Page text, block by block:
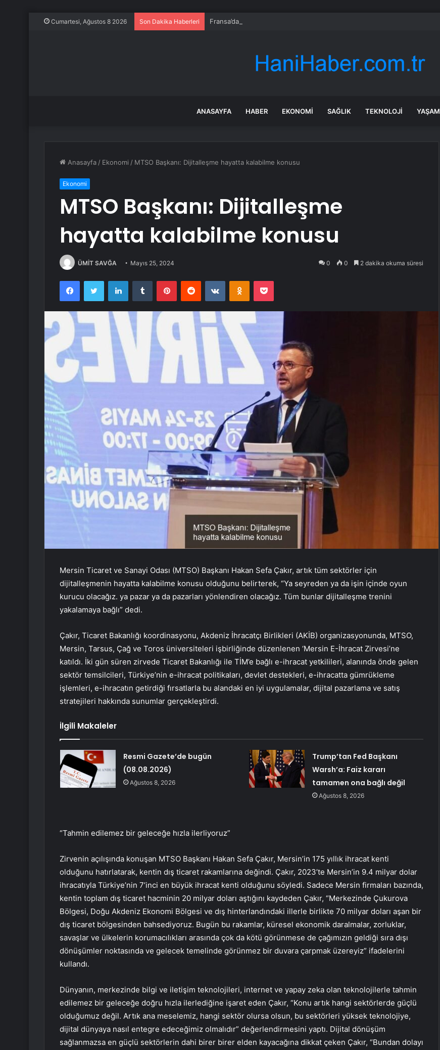
Cumartesi, Ağustos 8 2026 Son Dakika Haberleri Fransa’daki yangınlarda 4 itfaiye eri hayatını kaybetti
ANASAYFA HABER EKONOMI SAĞLIK TEKNOLOJI YAŞAM
Anasayfa / Ekonomi / MTSO Başkanı: Dijitalleşme hayatta kalabilme konusu
Ekonomi
MTSO Başkanı: Dijitalleşme
hayatta kalabilme konusu
ÜMİT SAVĞA Mayıs 25, 2024 0 0 2 dakika okuma süresi
FacebookTwitter LinkedInTumblr PinterestReddit VKontakteOdnoklassniki
Pocket
Mersin Ticaret ve Sanayi Odası (MTSO) Başkanı Hakan Sefa Çakır, artık tüm sektörler için
dijitalleşmenin hayatta kalabilme konusu olduğunu belirterek, “Ya seyreden ya da işin içinde oyun
kurucu olacağız. ya pazar ya da pazarları yönlendiren olacağız. Tüm bunlar dijitalleşme trenini
yakalamaya bağlı” dedi.
Çakır, Ticaret Bakanlığı koordinasyonu, Akdeniz İhracatçı Birlikleri (AKİB) organizasyonunda, MTSO,
Mersin, Tarsus, Çağ ve Toros üniversiteleri işbirliğinde düzenlenen ‘Mersin E-İhracat Zirvesi’ne
katıldı. İki gün süren zirvede Ticaret Bakanlığı ile TİM’e bağlı e-ihracat yetkilileri, alanında önde gelen
sektör temsilcileri, Türkiye’nin e-ihracat politikaları, devlet destekleri, e-ihracatta gümrükleme
işlemleri, e-ihracatın getirdiği fırsatlarla bu alandaki en iyi uygulamalar, dijital pazarlama ve satış
stratejileri hakkında sunumlar gerçekleştirdi.
İlgili Makaleler
Resmi Gazete’de bugün
(08.08.2026)
Ağustos 8, 2026
Trump’tan Fed Başkanı
Warsh’a: Faiz kararı
tamamen ona bağlı değil
Ağustos 8, 2026
“Tahmin edilemez bir geleceğe hızla ilerliyoruz”
Zirvenin açılışında konuşan MTSO Başkanı Hakan Sefa Çakır, Mersin’in 175 yıllık ihracat kenti
olduğunu hatırlatarak, kentin dış ticaret rakamlarına değindi. Çakır, 2023’te Mersin’in 9.4 milyar dolar
ihracatıyla Türkiye’nin 7’inci en büyük ihracat kenti olduğunu söyledi. Sadece Mersin firmaları bazında,
kentin toplam dış ticaret hacminin 20 milyar doları aştığını kaydeden Çakır, “Merkezinde Çukurova
Bölgesi, Doğu Akdeniz Ekonomi Bölgesi ve dış hinterlandındaki illerle birlikte 70 milyar doları aşan bir
dış ticaret bölgesinden bahsediyoruz. Bugün bu rakamlar, küresel ekonomik daralmalar, zorluklar,
savaşlar ve ülkelerin korumacılıkları arasında çok da kötü görünmese de çağımızın geldiği sıra dışı
dönüşümler noktasında ve gelecek temelinde görünmez bir duvara çarpmak üzereyiz” ifadelerini
kullandı.
Dünyanın, merkezinde bilgi ve iletişim teknolojileri, internet ve yapay zeka olan teknolojilerle tahmin
edilemez bir geleceğe doğru hızla ilerlediğine işaret eden Çakır, “Konu artık hangi sektörlerde güçlü
olduğumuz değil. Artık ana meselemiz, hangi sektör olursa olsun, bu sektörleri yüksek teknolojiye,
dijital dünyaya nasıl entegre edeceğimiz olmalıdır” değerlendirmesini yaptı. Dijital dönüşüm
sağlanmazsa en güçlü sektörlerin dahi birer birer elden kayacağına dikkat çeken Çakır, “Bundan dolayı